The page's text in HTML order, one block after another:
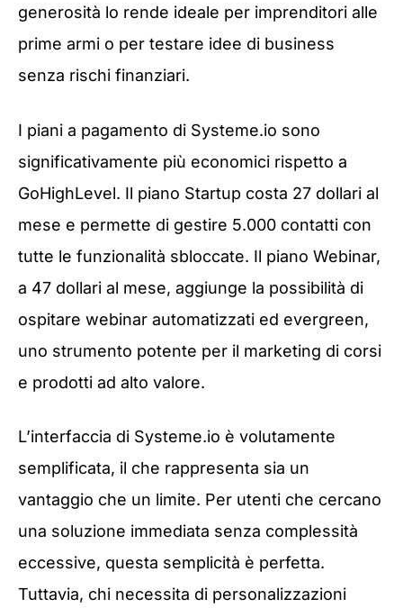
generosità lo rende ideale per imprenditori alle
prime armi o per testare idee di business
senza rischi finanziari.
I piani a pagamento di Systeme.io sono
significativamente più economici rispetto a
GoHighLevel. Il piano Startup costa 27 dollari al
mese e permette di gestire 5.000 contatti con
tutte le funzionalità sbloccate. Il piano Webinar,
a 47 dollari al mese, aggiunge la possibilità di
ospitare webinar automatizzati ed evergreen,
uno strumento potente per il marketing di corsi
e prodotti ad alto valore.
L’interfaccia di Systeme.io è volutamente
semplificata, il che rappresenta sia un
vantaggio che un limite. Per utenti che cercano
una soluzione immediata senza complessità
eccessive, questa semplicità è perfetta.
Tuttavia, chi necessita di personalizzazioni